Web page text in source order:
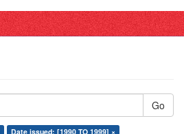
Go
Date issued: [1990 TO 1999] ×